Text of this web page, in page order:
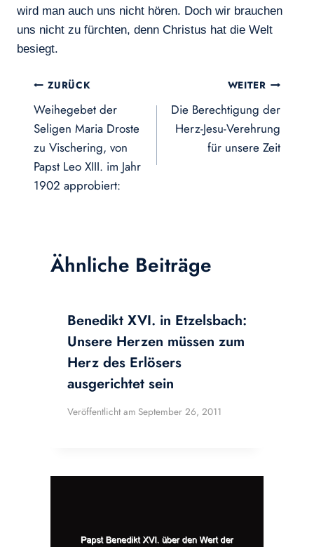
wird man auch uns nicht hören. Doch wir brauchen
uns nicht zu fürchten, denn Christus hat die Welt
besiegt.
Beitragsnavigation
ZURÜCK
Weihegebet der
Seligen Maria Droste
zu Vischering, von
Papst Leo XIII. im Jahr
1902 approbiert:
WEITER
Die Berechtigung der
Herz-Jesu-Verehrung
für unsere Zeit
Ähnliche Beiträge
Benedikt XVI. in Etzelsbach:
Unsere Herzen müssen zum
Herz des Erlösers
ausgerichtet sein
Veröffentlicht am September 26, 2011